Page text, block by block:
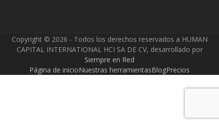
Copyright © 2026 - Todos los derechos reservados a HUMAN
CAPITAL INTERNATIONAL HCI SA DE CV, desarrollado por
Siempre en Red
Página de inicioNuestras herramientasBlogPrecios